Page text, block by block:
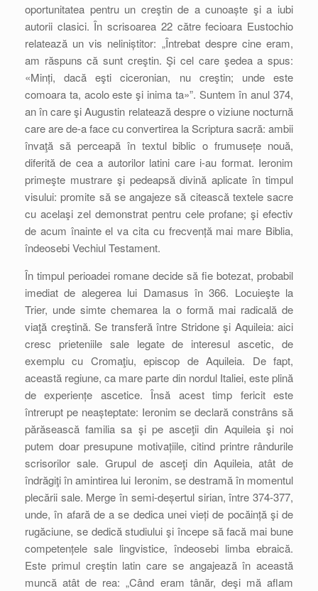
oportunitatea pentru un creştin de a cunoaște şi a iubi
autorii clasici. În scrisoarea 22 către fecioara Eustochio
relatează un vis neliniștitor: „Întrebat despre cine eram,
am răspuns că sunt creştin. Şi cel care şedea a spus:
«Minți, dacă eşti ciceronian, nu creştin; unde este
comoara ta, acolo este şi inima ta»”. Suntem în anul 374,
an în care şi Augustin relatează despre o viziune nocturnă
care are de-a face cu convertirea la Scriptura sacră: ambii
învaţă să perceapă în textul biblic o frumusețe nouă,
diferită de cea a autorilor latini care i-au format. Ieronim
primeşte mustrare şi pedeapsă divină aplicate în timpul
visului: promite să se angajeze să citească textele sacre
cu acelaşi zel demonstrat pentru cele profane; şi efectiv
de acum înainte el va cita cu frecvență mai mare Biblia,
îndeosebi Vechiul Testament.
În timpul perioadei romane decide să fie botezat, probabil
imediat de alegerea lui Damasus în 366. Locuieşte la
Trier, unde simte chemarea la o formă mai radicală de
viaţă creştină. Se transferă între Stridone şi Aquileia: aici
cresc prieteniile sale legate de interesul ascetic, de
exemplu cu Cromaţiu, episcop de Aquileia. De fapt,
această regiune, ca mare parte din nordul Italiei, este plină
de experiențe ascetice. Însă acest timp fericit este
întrerupt pe neașteptate: Ieronim se declară constrâns să
părăsească familia sa şi pe asceţii din Aquileia şi noi
putem doar presupune motivațiile, citind printre rândurile
scrisorilor sale. Grupul de asceţi din Aquileia, atât de
îndrăgiţi în amintirea lui Ieronim, se destramă în momentul
plecării sale. Merge în semi-deșertul sirian, între 374-377,
unde, în afară de a se dedica unei vieți de pocăință şi de
rugăciune, se dedică studiului şi începe să facă mai bune
competențele sale lingvistice, îndeosebi limba ebraică.
Este primul creştin latin care se angajează în această
muncă atât de rea: „Când eram tânăr, deşi mă aflam